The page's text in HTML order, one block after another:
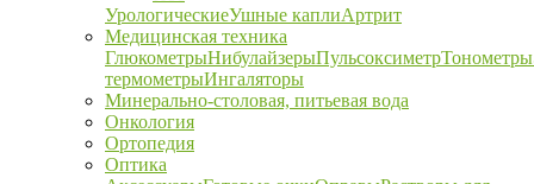
УрологическиеУшные каплиАртрит
Медицинская техника
ГлюкометрыНибулайзерыПульсоксиметрТонометры
термометрыИнгаляторы
Минерально-столовая, питьевая вода
Онкология
Ортопедия
Оптика